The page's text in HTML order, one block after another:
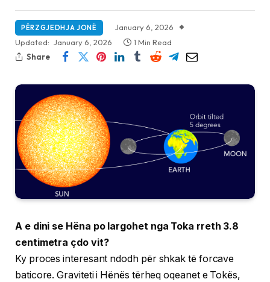
PËRZGJEDHJA JONË
January 6, 2026
Updated: January 6, 2026
1 Min Read
Share
A e dini se Hëna po largohet nga Toka rreth 3.8
centimetra çdo vit?
Ky proces interesant ndodh për shkak të forcave
baticore. Graviteti i Hënës tërheq oqeanet e Tokës,